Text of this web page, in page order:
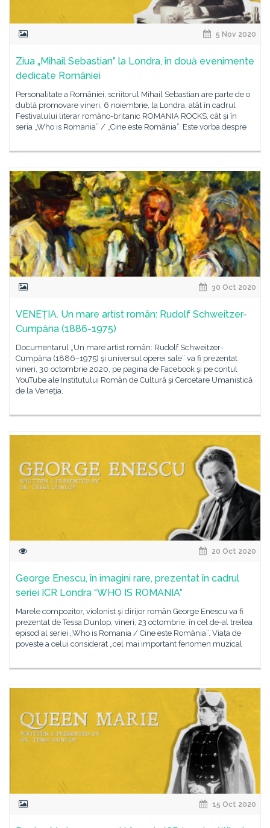
5 Nov 2020
Ziua „Mihail Sebastian” la Londra, în două evenimente
dedicate României
Personalitate a României, scriitorul Mihail Sebastian are parte de o
dublă promovare vineri, 6 noiembrie, la Londra, atât în cadrul
Festivalului literar româno-britanic ROMANIA ROCKS, cât și în
seria „Who is Romania” / „Cine este România”. Este vorba despre
30 Oct 2020
VENEȚIA. Un mare artist român: Rudolf Schweitzer-
Cumpăna (1886-1975)
Documentarul „Un mare artist român: Rudolf Schweitzer-
Cumpăna (1886–1975) şi universul operei sale“ va fi prezentat
vineri, 30 octombrie 2020, pe pagina de Facebook şi pe contul
YouTube ale Institutului Român de Cultură şi Cercetare Umanistică
de la Veneţia,
20 Oct 2020
George Enescu, în imagini rare, prezentat în cadrul
seriei ICR Londra “WHO IS ROMANIA”
Marele compozitor, violonist şi dirijor român George Enescu va fi
prezentat de Tessa Dunlop, vineri, 23 octombrie, în cel de-al treilea
episod al seriei „Who is Romania / Cine este România”. Viața de
poveste a celui considerat „cel mai important fenomen muzical
15 Oct 2020